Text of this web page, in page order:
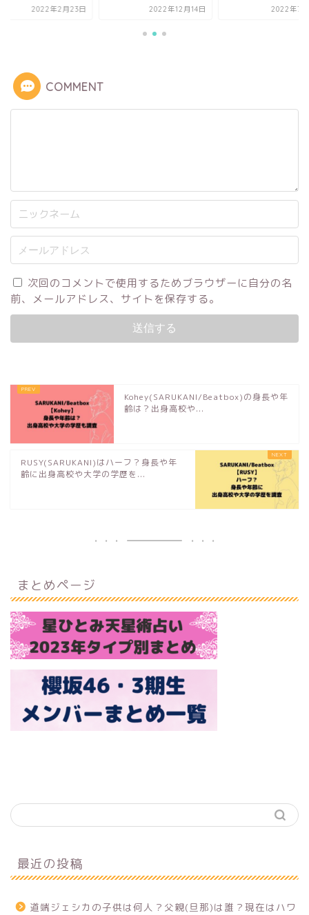
2022年2月23日 2022年12月14日 2022年7
COMMENT
次回のコメントで使用するためブラウザーに自分の名
前、メールアドレス、サイトを保存する。
Kohey(SARUKANI/Beatbox)の身長や年
齢は？出身高校や...
RUSY(SARUKANI)はハーフ？身長や年
齢に出身高校や大学の学歴を...
まとめページ
最近の投稿
道端ジェシカの子供は何人？父親(旦那)は誰？現在はハワ